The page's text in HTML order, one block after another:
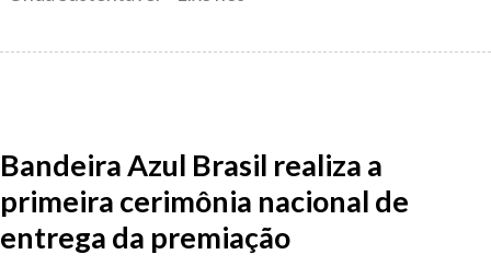
Bandeira Azul Brasil realiza a
primeira cerimônia nacional de
entrega da premiação